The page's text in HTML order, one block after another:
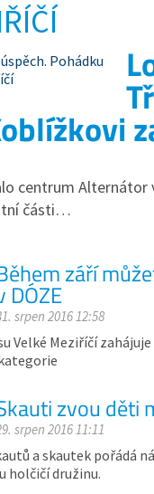
centrum
části…
září
DÓZE
srpen 2016 12:58
Velké Meziříčí
zvou děti
srpen 2016 11:11
a skautek pořádá
holčičí družinu.